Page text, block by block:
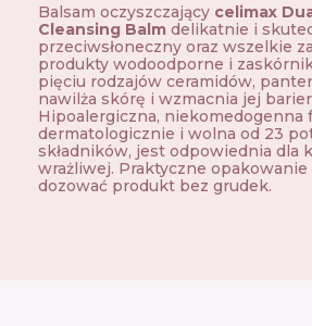
Balsam oczyszczający celimax
Cleansing Balmdelikatnie i
przeciwsłoneczny oraz wszelkie
produkty wodoodporne i
pięciu rodzajów ceramidów,
nawilża skórę i wzmacnia jej
Hipoalergiczna, niekomedogenna
dermatologicznie i wolna od 23
składników, jest odpowiednia dla
wrażliwej. Praktyczne
dozować produkt bez grudek.